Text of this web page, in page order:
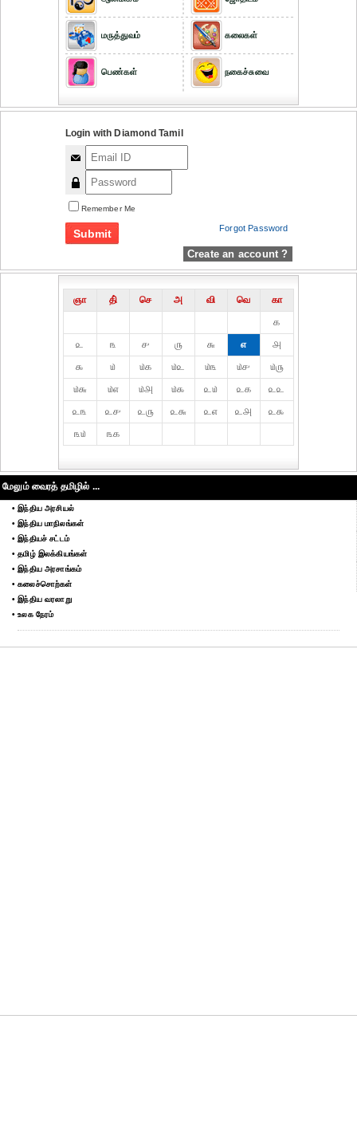
மருத்துவம்
பெண்கள்
கலைகள்
நகைச்சுவை
Login with Diamond Tamil
Remember Me
Forgot Password
Create an account ?
ஞா தி் செ அ வி வெ
கா
௧
௨
௩ ௪ ௫ ௬ ௭
௮
௯
௰ ௰௧ ௰௨ ௰௩ ௰௪
௰௫
௰௬
௰௭ ௰௮ ௰௯ ௨௰ ௨௧
௨௨
௨௩
௨௪ ௨௫ ௨௬ ௨௭ ௨௮
௨௯
௩௰
௩௧
மேலும் வைரத் தமிழில் ...
• இந்திய அரசியல்
• இந்திய மாநிலங்கள்
• இந்தியச் சட்டம்
• தமிழ் இலக்கியங்கள்
• இந்திய அரசாங்கம்
• கலைச்சொற்கள்
• இந்திய வரலாறு
• உலக நேரம்